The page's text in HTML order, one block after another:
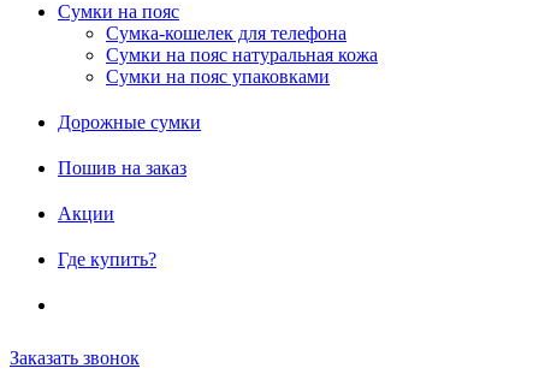
Сумки на пояс
Сумка-кошелек для телефона
Сумки на пояс натуральная кожа
Сумки на пояс упаковками
Дорожные сумки
Пошив на заказ
Акции
Где купить?
Заказать звонок